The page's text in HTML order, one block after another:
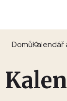
DomůKalendář